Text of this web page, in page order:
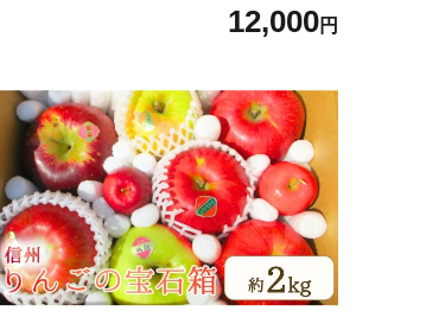
ツ 朝食 軽食 おやつ 食物繊維 国産
12,000円